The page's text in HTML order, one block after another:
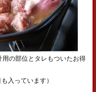
の部位とタレもついたお得
入っています）